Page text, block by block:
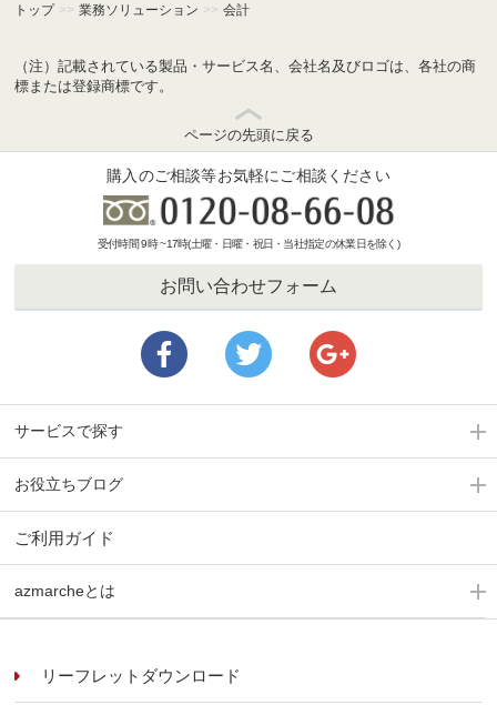
トップ >> 業務ソリューション >> 会計
（注）記載されている製品・サービス名、会社名及びロゴは、各社の商
標または登録商標です。
ページの先頭に戻る
購入のご相談等お気軽にご相談ください
受付時間 9時 ~17時(土曜・日曜・祝日・当社指定の休業日を除く)
お問い合わせフォーム
サービスで探す
お役立ちブログ
ご利用ガイド
azmarcheとは
リーフレットダウンロード